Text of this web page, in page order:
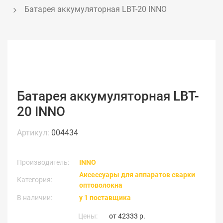
Батарея аккумуляторная LBT-20 INNO
Батарея аккумуляторная LBT-
20 INNO
Артикул: 004434
Производитель: INNO
Категория:
Аксессуары для аппаратов сварки
оптоволокна
В наличии:
у 1 поставщика
Цены: от42333 р.